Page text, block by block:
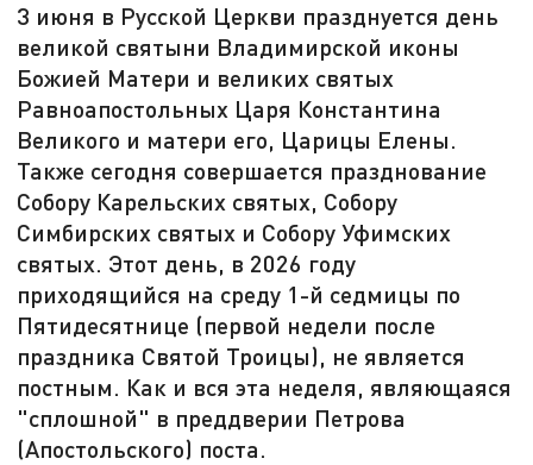
3 июня в Русской Церкви празднуется день
великой святыни Владимирской иконы
Божией Матери и великих святых
Равноапостольных Царя Константина
Великого и матери его, Царицы Елены.
Также сегодня совершается празднование
Собору Карельских святых, Собору
Симбирских святых и Собору Уфимских
святых. Этот день, в 2026 году
приходящийся на среду 1-й седмицы по
Пятидесятнице (первой недели после
праздника Святой Троицы), не является
постным. Как и вся эта неделя, являющаяся
"сплошной" в преддверии Петрова
(Апостольского) поста.